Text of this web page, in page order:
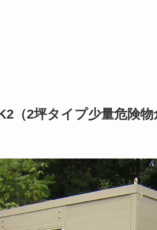
（2坪タイプ少量危険